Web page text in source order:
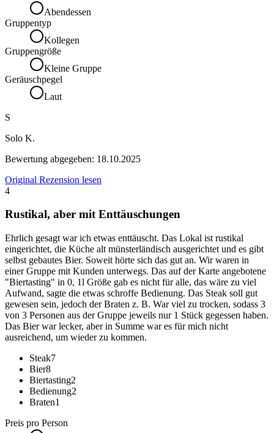
Abendessen
Gruppentyp
Kollegen
Gruppengröße
Kleine Gruppe
Geräuschpegel
Laut
S
Solo K.
Bewertung abgegeben: 18.10.2025
Original Rezension lesen
4
Rustikal, aber mit Enttäuschungen
Ehrlich gesagt war ich etwas enttäuscht. Das Lokal ist rustikal
eingerichtet, die Küche alt münsterländisch ausgerichtet und es gibt
selbst gebautes Bier. Soweit hörte sich das gut an. Wir waren in
einer Gruppe mit Kunden unterwegs. Das auf der Karte angebotene
"Biertasting" in 0, 1l Größe gab es nicht für alle, das wäre zu viel
Aufwand, sagte die etwas schroffe Bedienung. Das Steak soll gut
gewesen sein, jedoch der Braten z. B. War viel zu trocken, sodass 3
von 3 Personen aus der Gruppe jeweils nur 1 Stück gegessen haben.
Das Bier war lecker, aber in Summe war es für mich nicht
ausreichend, um wieder zu kommen.
Steak7
Bier8
Biertasting2
Bedienung2
Braten1
Preis pro Person